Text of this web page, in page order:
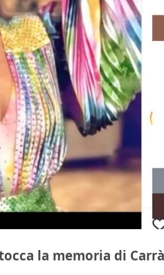
la memoria di Carrà